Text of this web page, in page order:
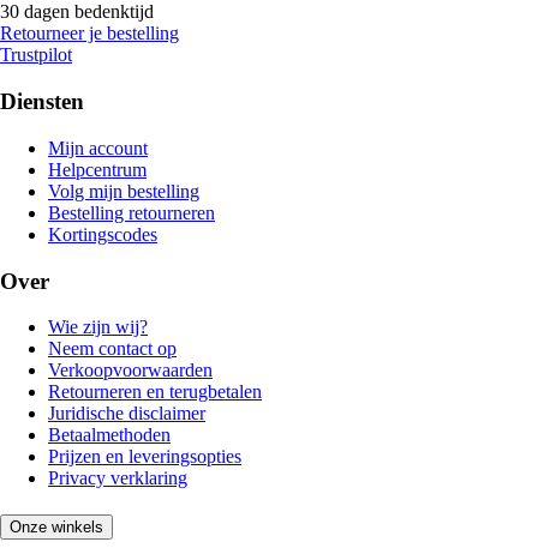
30 dagen bedenktijd
Retourneer je bestelling
Trustpilot
Diensten
Mijn account
Helpcentrum
Volg mijn bestelling
Bestelling retourneren
Kortingscodes
Over
Wie zijn wij?
Neem contact op
Verkoopvoorwaarden
Retourneren en terugbetalen
Juridische disclaimer
Betaalmethoden
Prijzen en leveringsopties
Privacy verklaring
Onze winkels